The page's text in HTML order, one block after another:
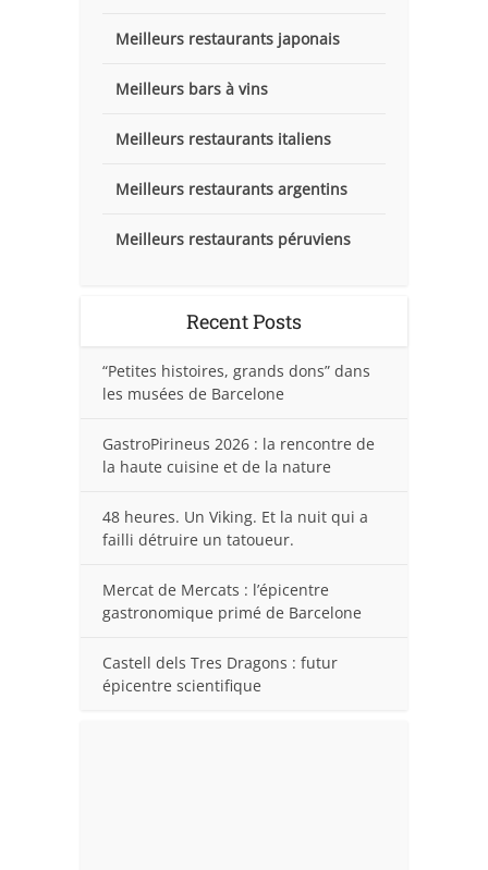
Meilleurs restaurants japonais
Meilleurs bars à vins
Meilleurs restaurants italiens
Meilleurs restaurants argentins
Meilleurs restaurants péruviens
Recent Posts
“Petites histoires, grands dons” dans
les musées de Barcelone
GastroPirineus 2026 : la rencontre de
la haute cuisine et de la nature
48 heures. Un Viking. Et la nuit qui a
failli détruire un tatoueur.
Mercat de Mercats : l’épicentre
gastronomique primé de Barcelone
Castell dels Tres Dragons : futur
épicentre scientifique